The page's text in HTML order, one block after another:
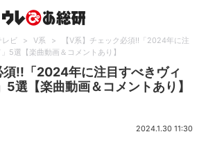
レビ > V系 >
【V系】チェック必須!!「2024年に注
5選【楽曲動画＆コメントあり】
須!!「2024年に注目すべきヴィ
5選【楽曲動画＆コメントあり】
2024.1.30 11:30